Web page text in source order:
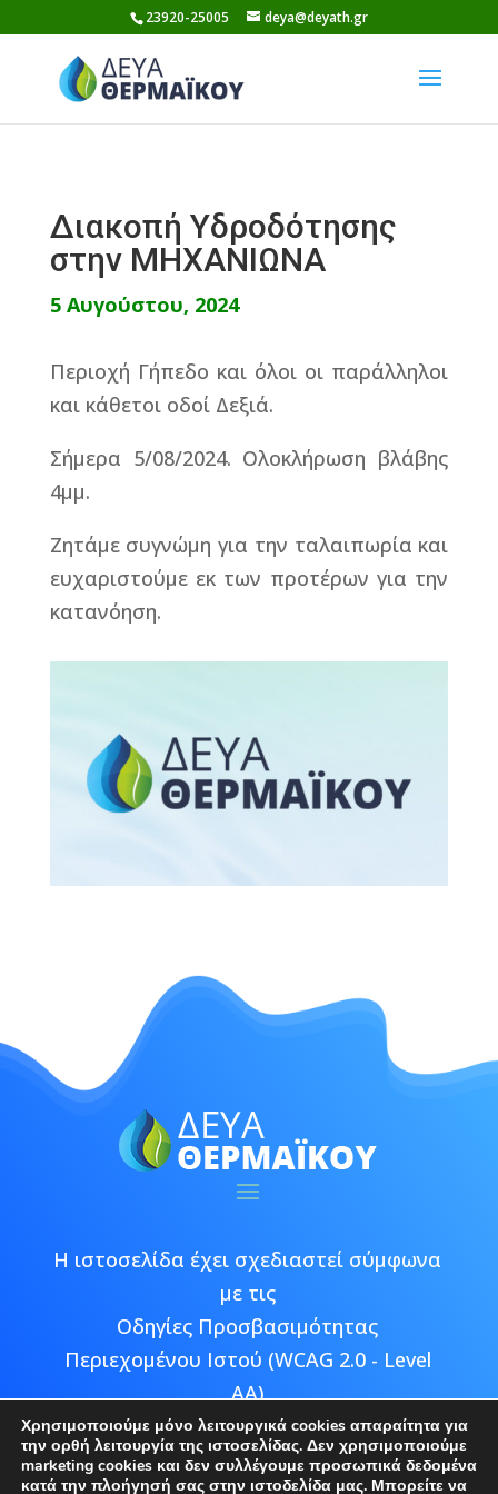
to
content
23920-25005 deya@deyath.gr
Διακοπή Υδροδότησης
στην ΜΗΧΑΝΙΩΝΑ
5 Αυγούστου, 2024
Περιοχή Γήπεδο και όλοι οι παράλληλοι
και κάθετοι οδοί Δεξιά.
Σήμερα 5/08/2024. Ολοκλήρωση βλάβης
4μμ.
Ζητάμε συγνώμη για την ταλαιπωρία και
ευχαριστούμε εκ των προτέρων για την
κατανόηση.
Η ιστοσελίδα έχει σχεδιαστεί σύμφωνα
με τις
Οδηγίες Προσβασιμότητας
Περιεχομένου Ιστού (WCAG 2.0 - Level
AA)
Χρησιμοποιούμε μόνο λειτουργικά cookies απαραίτητα για
την ορθή λειτουργία της ιστοσελίδας. Δεν χρησιμοποιούμε
marketing cookies και δεν συλλέγουμε προσωπικά δεδομένα
κατά την πλοήγησή σας στην ιστοδελίδα μας. Μπορείτε να